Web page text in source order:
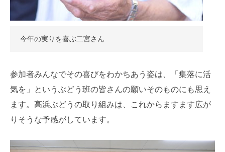
今年の実りを喜ぶ二宮さん
参加者みんなでその喜びをわかちあう姿は、「集落に活
気を」というぶどう班の皆さんの願いそのものにも思え
ます。高浜ぶどうの取り組みは、これからますます広が
りそうな予感がしています。